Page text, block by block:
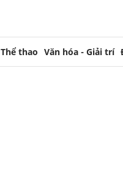
Thể thao Văn hóa - Giải trí